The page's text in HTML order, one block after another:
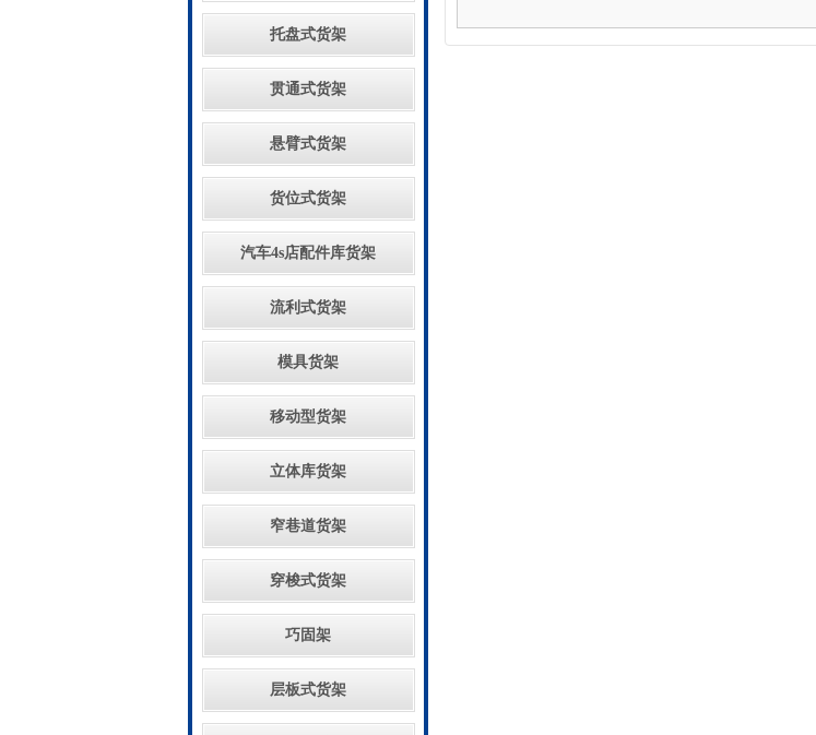
托盘式货架
贯通式货架
悬臂式货架
货位式货架
汽车4s店配件库货架
流利式货架
模具货架
移动型货架
立体库货架
窄巷道货架
穿梭式货架
巧固架
层板式货架